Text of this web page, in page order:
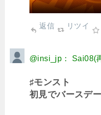
返信 リツイ
@insi_jp： Sai08(
♯モンスト
初見でバースデ